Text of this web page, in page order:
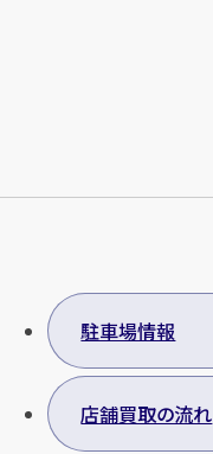
駐車場情報
店舗買取の流れ